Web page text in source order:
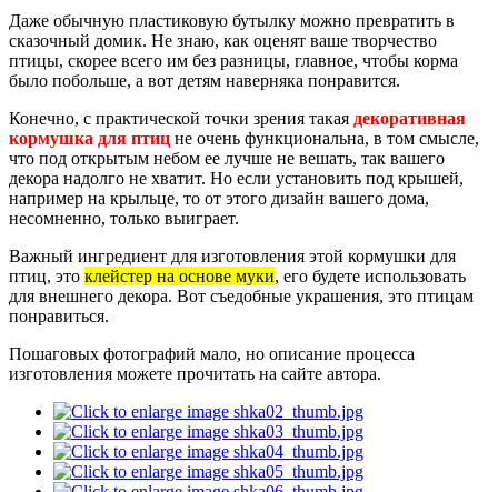
Даже обычную пластиковую бутылку можно превратить в
сказочный домик. Не знаю, как оценят ваше творчество
птицы, скорее всего им без разницы, главное, чтобы корма
было побольше, а вот детям наверняка понравится.
Конечно, с практической точки зрения такая декоративная
кормушка для птиц не очень функциональна, в том смысле,
что под открытым небом ее лучше не вешать, так вашего
декора надолго не хватит. Но если установить под крышей,
например на крыльце, то от этого дизайн вашего дома,
несомненно, только выиграет.
Важный ингредиент для изготовления этой кормушки для
птиц, это клейстер на основе муки, его будете использовать
для внешнего декора. Вот съедобные украшения, это птицам
понравиться.
Пошаговых фотографий мало, но описание процесса
изготовления можете прочитать на сайте автора.